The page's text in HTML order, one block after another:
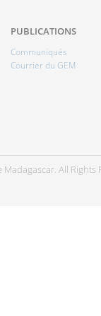
PUBLICATIONS
Communiqués
Courrier du GEM
All Rights